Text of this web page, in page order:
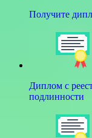
Получите
Диплом с
подлинности